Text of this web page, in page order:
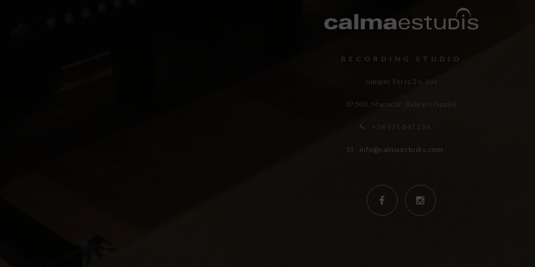
RECORDING STUDIO
Juniper Serra 26, àtic
07500, Manacor, Balears (Spain)
+34 971 847 254
info@calmaestudis.com